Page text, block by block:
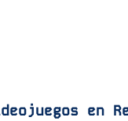
en